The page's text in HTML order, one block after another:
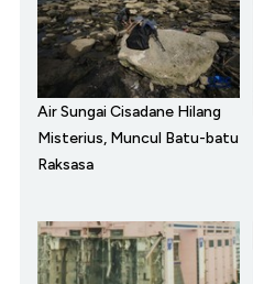
Air Sungai Cisadane Hilang
Misterius, Muncul Batu-batu
Raksasa